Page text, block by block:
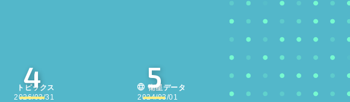
4
トピックス
2026/03/31
5
衛星データ
2024/03/01